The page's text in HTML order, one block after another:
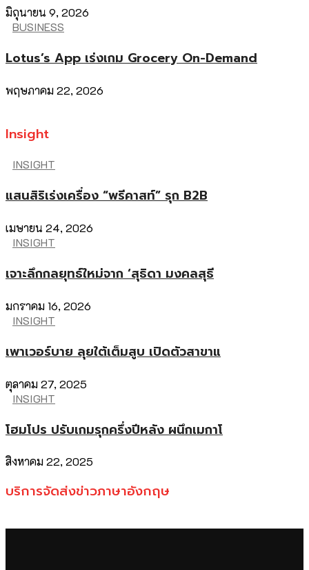
มิถุนายน 9, 2026
BUSINESS
Lotus’s App เร่งเกม Grocery On-Demand
พฤษภาคม 22, 2026
Insight
INSIGHT
แสนสิริเร่งเครื่อง “พรีคาสท์” รุก B2B
เมษายน 24, 2026
INSIGHT
เจาะลึกกลยุทธ์ใหม่จาก ‘สุธิดา มงคลสุธี
มกราคม 16, 2026
INSIGHT
เพาเวอร์บาย ลุยใต้เต็มสูบ เปิดตัวสาขาแ
ตุลาคม 27, 2025
INSIGHT
โฮมโปร ปรับเกมรุกครึ่งปีหลัง ผนึกเมกาโ
สิงหาคม 22, 2025
บริการจัดส่งข่าวภาษาอังกฤษ